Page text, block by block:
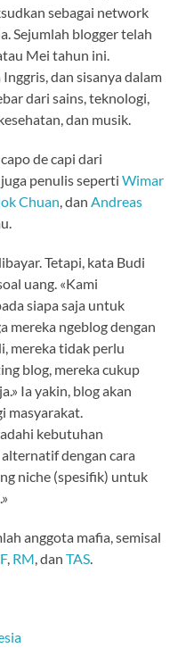
sebagai network
Sejumlah blogger telah
Mei tahun ini.
dan sisanya dalam
dari sains, teknologi,
dan musik.
de capi dari
penulis sepertiWimar
Chuan , dan Andreas
Tetapi, kata Budi
uang. «Kami
siapa saja untuk
mereka ngeblog dengan
mereka tidak perlu
blog, mereka cukup
Ia yakin, blog akan
masyarakat.
kebutuhan
dengan cara
niche (spesifik) untuk
anggota mafia, semisal
, RM , danTAS